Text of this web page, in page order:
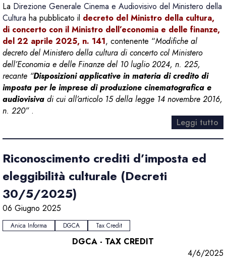
La Direzione Generale Cinema e Audiovisivo del Ministero della
Cultura ha pubblicato il decreto del Ministro della cultura,
di concerto con il Ministro dell’economia e delle finanze,
del 22 aprile 2025, n. 141, contenente “Modifiche al
decreto del Ministero della cultura di concerto col Ministero
dell’Economia e delle Finanze del 10 luglio 2024, n. 225,
recante “Disposizioni applicative in materia di credito di
imposta per le imprese di produzione cinematografica e
audiovisiva di cui all’articolo 15 della legge 14 novembre 2016,
n. 220” .
Leggi tutto
Riconoscimento crediti d’imposta ed
eleggibilità culturale (Decreti
30/5/2025)
06 Giugno 2025
Anica Informa DGCA Tax Credit
DGCA - TAX CREDIT
4/6/2025